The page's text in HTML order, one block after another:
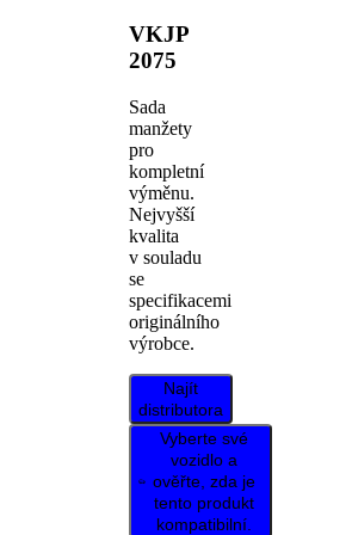
VKJP
2075
Sada
manžety
pro
kompletní
výměnu.
Nejvyšší
kvalita
v souladu
se
specifikacemi
originálního
výrobce.
Najít
distributora
Vyberte své
vozidlo a
ověřte, zda je
tento produkt
kompatibilní.